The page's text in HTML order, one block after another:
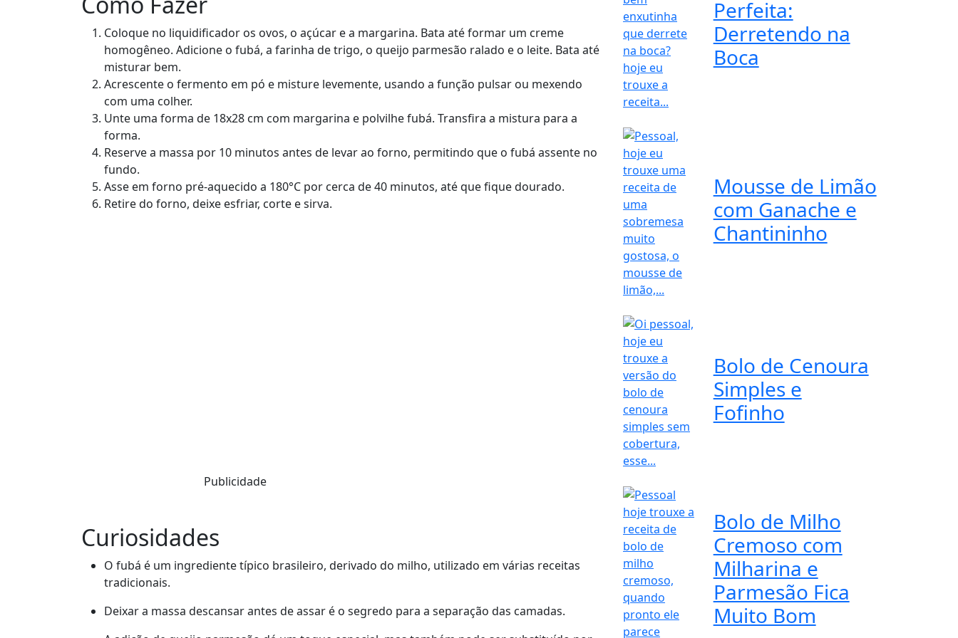
Coloque no liquidificador os ovos, o açúcar e a margarina. Bata até formar um creme
homogêneo. Adicione o fubá, a farinha de trigo, o queijo parmesão ralado e o leite. Bata até
misturar bem.
Acrescente o fermento em pó e misture levemente, usando a função pulsar ou mexendo
com uma colher.
Unte uma forma de 18x28 cm com margarina e polvilhe fubá. Transfira a mistura para a
forma.
Reserve a massa por 10 minutos antes de levar ao forno, permitindo que o fubá assente no
fundo.
Asse em forno pré-aquecido a 180°C por cerca de 40 minutos, até que fique dourado.
Retire do forno, deixe esfriar, corte e sirva.
Publicidade
Curiosidades
O fubá é um ingrediente típico brasileiro, derivado do milho, utilizado em várias receitas
tradicionais.
Deixar a massa descansar antes de assar é o segredo para a separação das camadas.
Perfeita:
Derretendo na
Boca
Mousse de Limão
com Ganache e
Chantininho
Bolo de Cenoura
Simples e
Fofinho
Bolo de Milho
Cremoso com
Milharina e
Parmesão Fica
Muito Bom